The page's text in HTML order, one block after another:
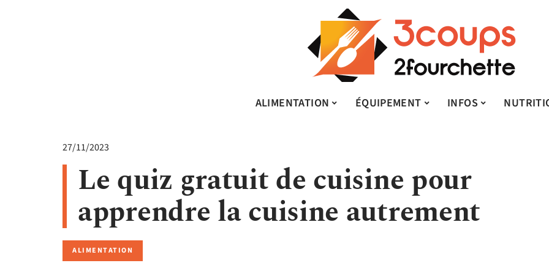
ALIMENTATION ÉQUIPEMENT INFOS
27/11/2023
Le quiz gratuit de cuisine pour
apprendre la cuisine autrement
ALIMENTATION